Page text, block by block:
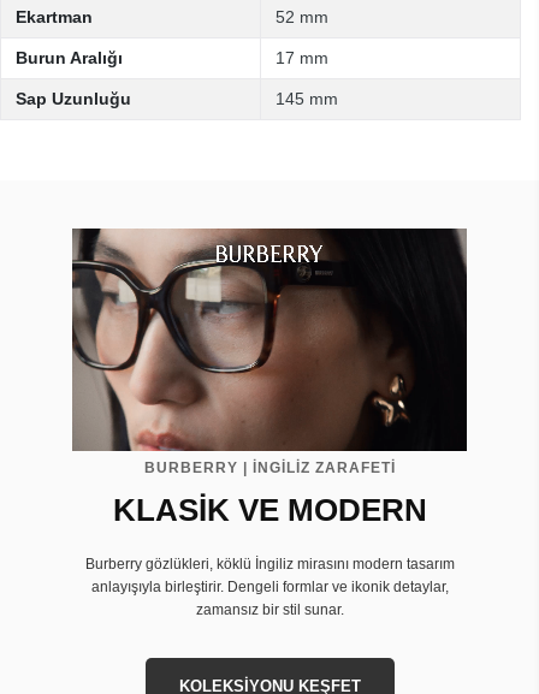
Ekartman 52 mm
Burun Aralığı 17 mm
Sap Uzunluğu 145 mm
BURBERRY | İNGİLİZ ZARAFETİ
KLASİK VE MODERN
Burberry gözlükleri, köklü İngiliz mirasını modern tasarım
anlayışıyla birleştirir. Dengeli formlar ve ikonik detaylar,
zamansız bir stil sunar.
KOLEKSİYONU KEŞFET